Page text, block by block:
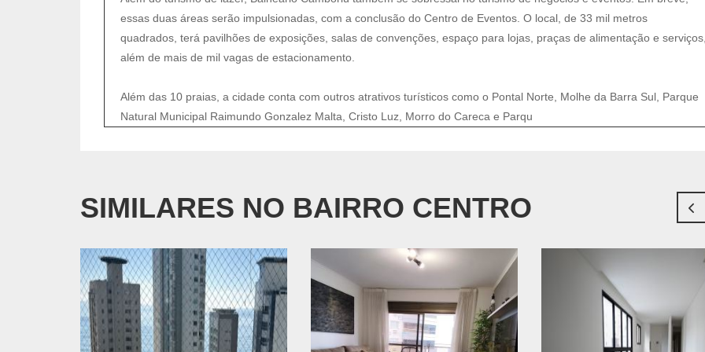
essas duas áreas serão impulsionadas, com a conclusão do Centro de Eventos. O local, de 33 mil metros
quadrados, terá pavilhões de exposições, salas de convenções, espaço para lojas, praças de alimentação e
além de mais de mil vagas de estacionamento.
Além das 10 praias, a cidade conta com outros atrativos turísticos como o Pontal Norte, Molhe da Barra Sul, Parque
Natural Municipal Raimundo Gonzalez Malta, Cristo Luz, Morro do Careca e Parqu
SIMILARES NO BAIRRO CENTRO